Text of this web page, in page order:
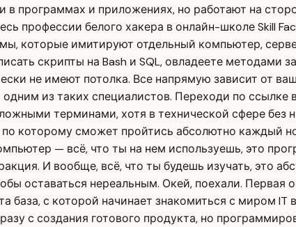
программах и приложениях, но работают на
профессии белого хакера в онлайн-школе Skill
которые имитируют отдельный компьютер,
скрипты на Bash и SQL, овладеете
не имеют потолка. Все напрямую зависит от
из таких специалистов. Переходи по ссылке
терминами, хотя в технической сфере
которому сможет пройтись абсолютно каждый
— всё, что ты на нем используешь, это
И вообще, всё, что ты будешь изучать, это
оставаться нереальным. Окей, поехали.
база, с которой начинает знакомиться с миром
с создания готового продукта, но